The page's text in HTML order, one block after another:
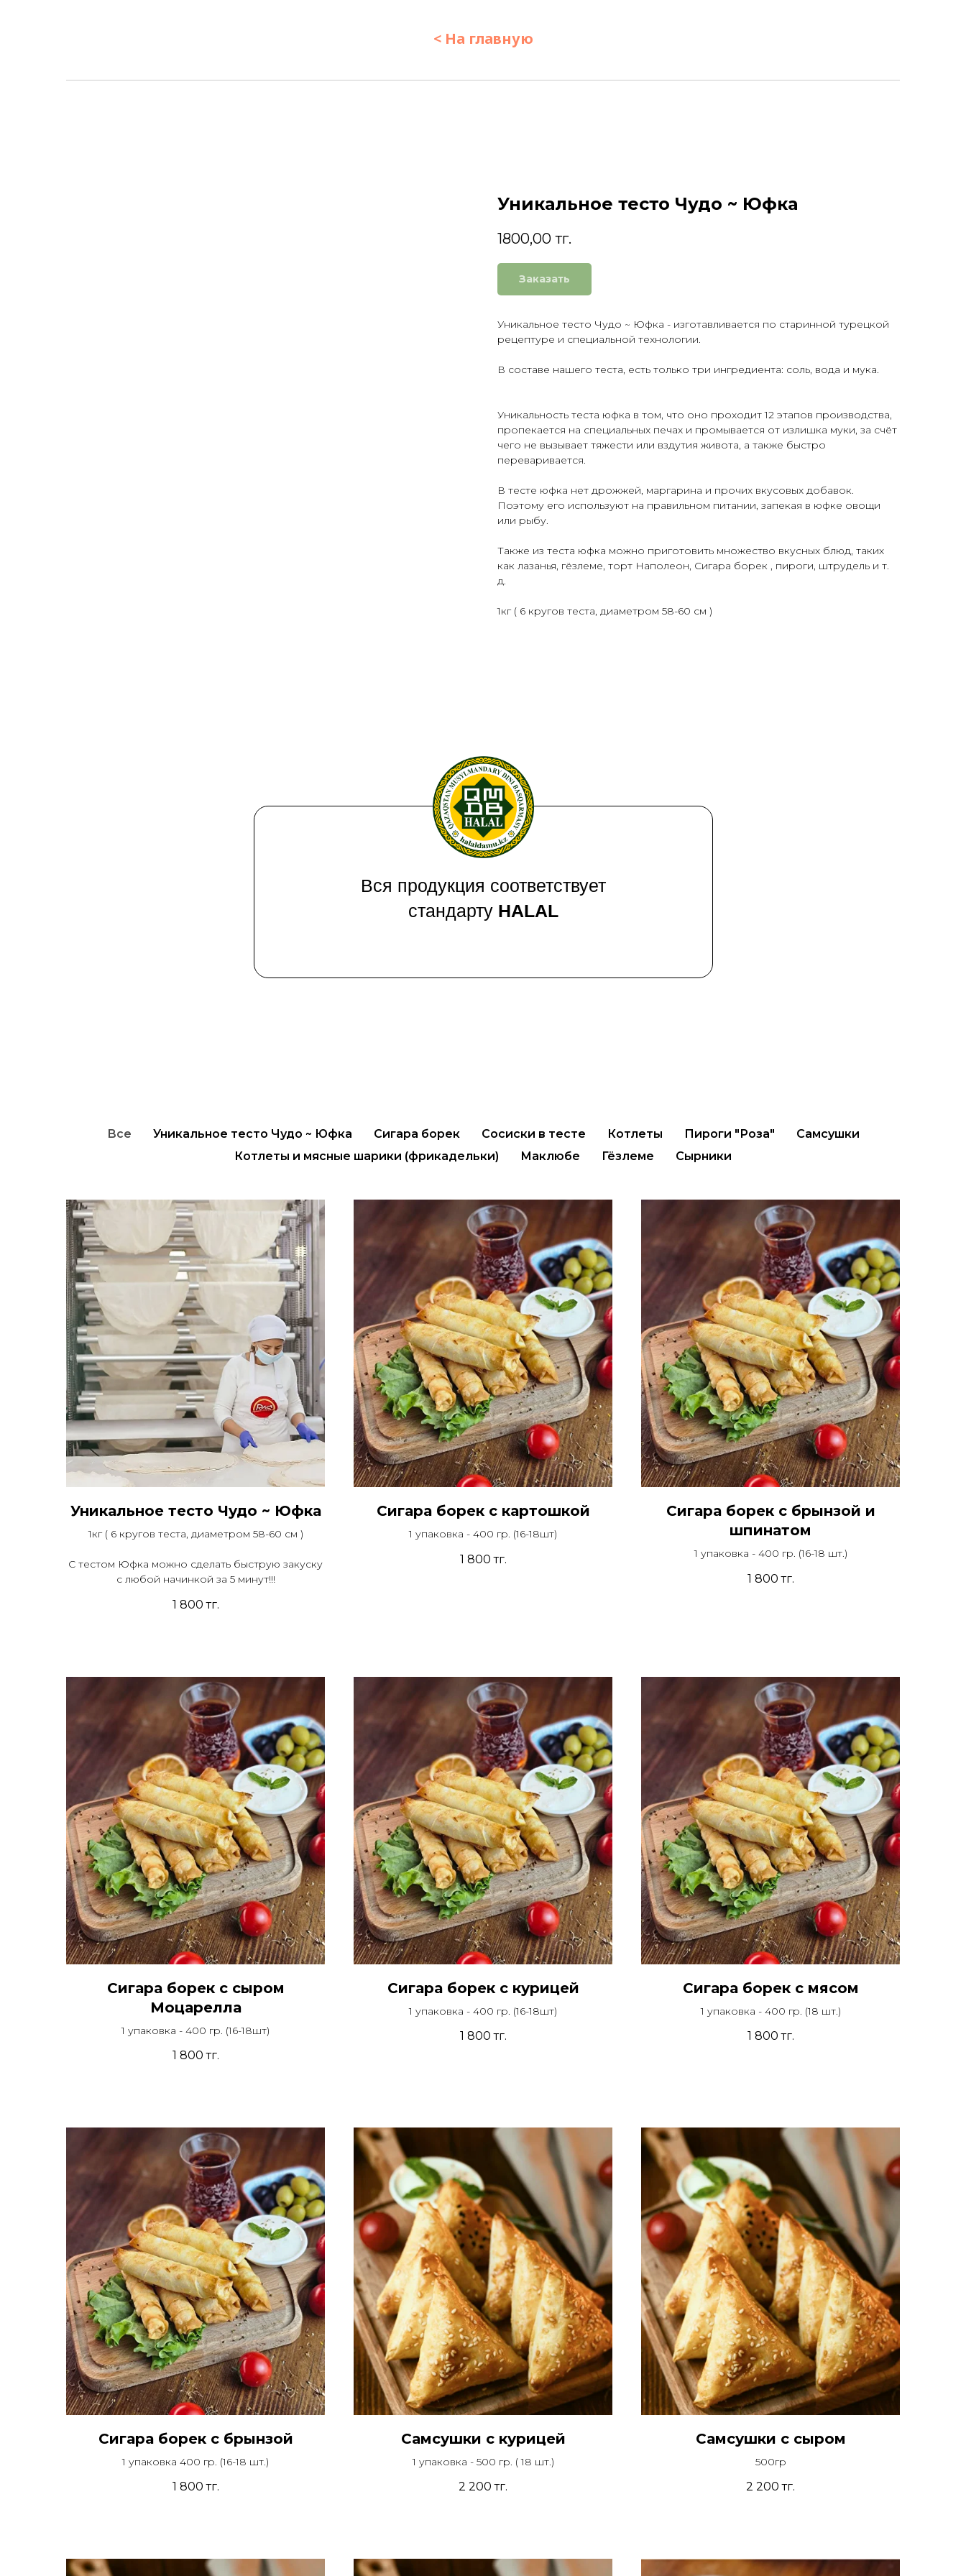
< На главную
Уникальное тесто Чудо ~ Юфка
1800,00 тг.
Заказать
Уникальное тесто Чудо ~ Юфка - изготавливается по старинной турецкой
рецептуре и специальной технологии.
В составе нашего теста, есть только три ингредиента: соль, вода и мука.
Уникальность теста юфка в том, что оно проходит 12 этапов производства,
пропекается на специальных печах и промывается от излишка муки, за счёт
чего не вызывает тяжести или вздутия живота, а также быстро
переваривается.
В тесте юфка нет дрожжей, маргарина и прочих вкусовых добавок.
Поэтому его используют на правильном питании, запекая в юфке овощи
или рыбу.
Также из теста юфка можно приготовить множество вкусных блюд, таких
как лазанья, гёзлеме, торт Наполеон, Сигара борек , пироги, штрудель и т.
д.
1кг ( 6 кругов теста, диаметром 58-60 см )
Вся продукция соответствует
стандарту HALAL
Все Уникальное тесто Чудо ~ Юфка Сигара борек Сосиски в тесте Котлеты Пироги "Роза"
Самсушки
Котлеты и мясные шарики (фрикадельки)
Маклюбе Гёзлеме Сырники
Уникальное тесто Чудо ~ Юфка
1кг ( 6 кругов теста, диаметром 58-60 см )
С тестом Юфка можно сделать быструю закуску
с любой начинкой за 5 минут!!!
1 800 тг.
Сигара борек с картошкой
1 упаковка - 400 гр. (16-18шт)
1 800 тг.
Сигара борек с брынзой и
шпинатом
1 упаковка - 400 гр. (16-18 шт.)
1 800 тг.
Сигара борек с сыром
Моцарелла
1 упаковка - 400 гр. (16-18шт)
1 800 тг.
Сигара борек с курицей
1 упаковка - 400 гр. (16-18шт)
1 800 тг.
Сигара борек с мясом
1 упаковка - 400 гр. (18 шт.)
1 800 тг.
Сигара борек с брынзой
1 упаковка 400 гр. (16-18 шт.)
1 800 тг.
Самсушки с курицей
1 упаковка - 500 гр. ( 18 шт.)
2 200 тг.
Самсушки с сыром
500гр
2 200 тг.